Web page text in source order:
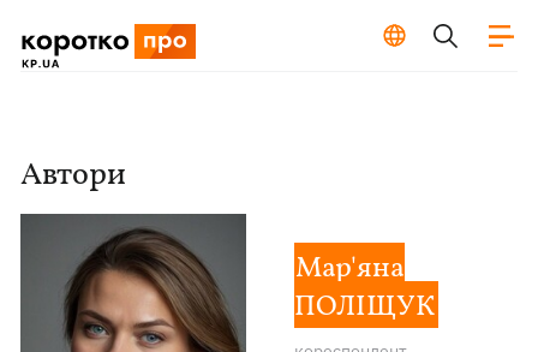
Автори
Мар'яна
ПОЛІЩУК